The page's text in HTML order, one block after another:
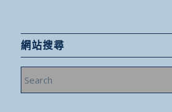
網站搜尋